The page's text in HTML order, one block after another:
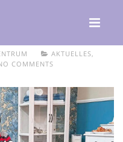
AKTUELLES,
COMMENTS